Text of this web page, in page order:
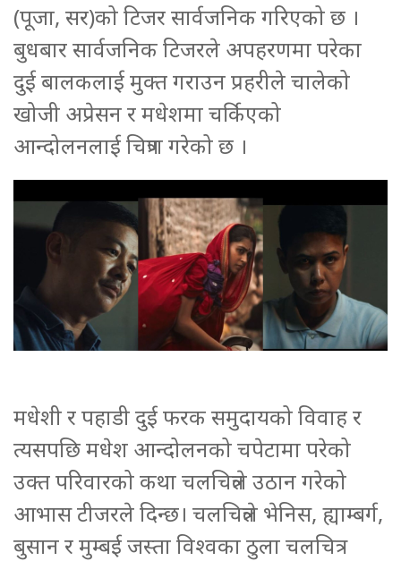
(पूजा, सर)को टिजर सार्वजनिक गरिएको छ ।
बुधबार सार्वजनिक टिजरले अपहरणमा परेका
दुई बालकलाई मुक्त गराउन प्रहरीले चालेको
खोजी अप्रेसन र मधेशमा चर्किएको
आन्दोलनलाई चित्रण गरेको छ ।
मधेशी र पहाडी दुई फरक समुदायको विवाह र
त्यसपछि मधेश आन्दोलनको चपेटामा परेको
उक्त परिवारको कथा चलचित्रले उठान गरेको
आभास टीजरले दिन्छ। चलचित्रले भेनिस, ह्याम्बर्ग,
बुसान र मुम्बई जस्ता विश्वका ठुला चलचित्र